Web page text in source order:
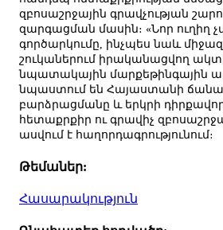
զբոսաշրջային գրավչության
զարգացման մասին։ «Նոր ուղիղ
գործարկումը, ինչպես նաև
շուկաներում իրականացվող
նպատակային մարքեթինգային
նպաստում են Հայաստանի
բարձրացմանը և երկրի
հետաքրքիր ու գրավիչ
ասվում է հաղորդագրությունում։
Թեմաներ:
Հասարակություն